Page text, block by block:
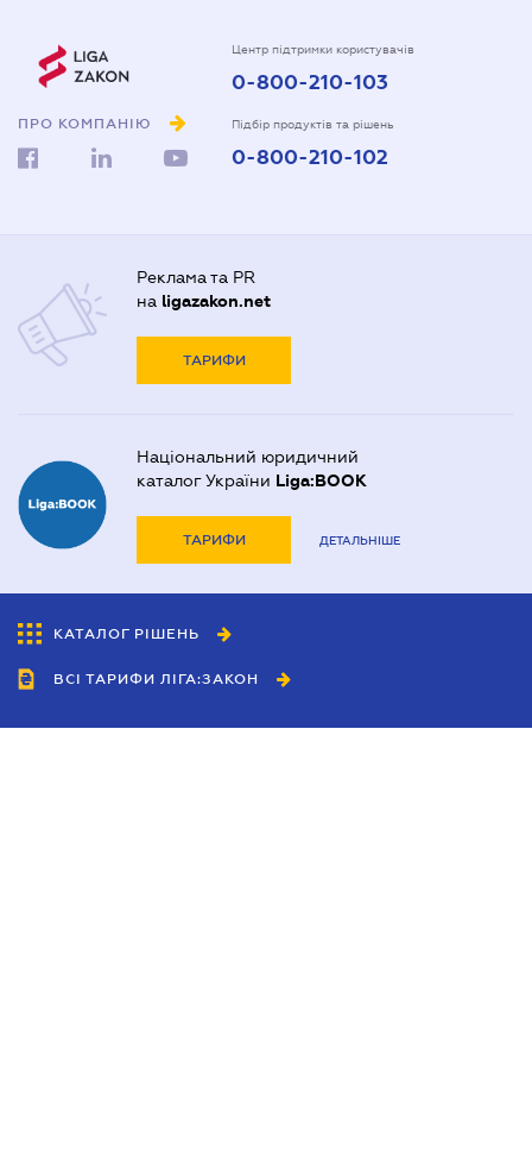
ПРО КОМПАНІЮ
Центр підтримки користувачів
0-800-210-103
Підбір продуктів та рішень
0-800-210-102
Реклама та PR
на ligazakon.net
ТАРИФИ
Національний юридичний
каталог України Liga:BOOK
ТАРИФИ ДЕТАЛЬНІШЕ
КАТАЛОГ РІШЕНЬ
ВСІ ТАРИФИ ЛІГА:ЗАКОН